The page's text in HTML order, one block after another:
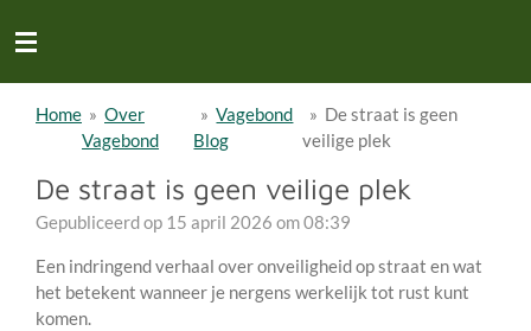
direct
hoofdinhoud
Home » Over
Vagebond
» Vagebond
Blog
» De straat is geen
veilige plek
De straat is geen veilige plek
Gepubliceerd op 15 april 2026 om 08:39
Een indringend verhaal over onveiligheid op straat en wat
het betekent wanneer je nergens werkelijk tot rust kunt
komen.